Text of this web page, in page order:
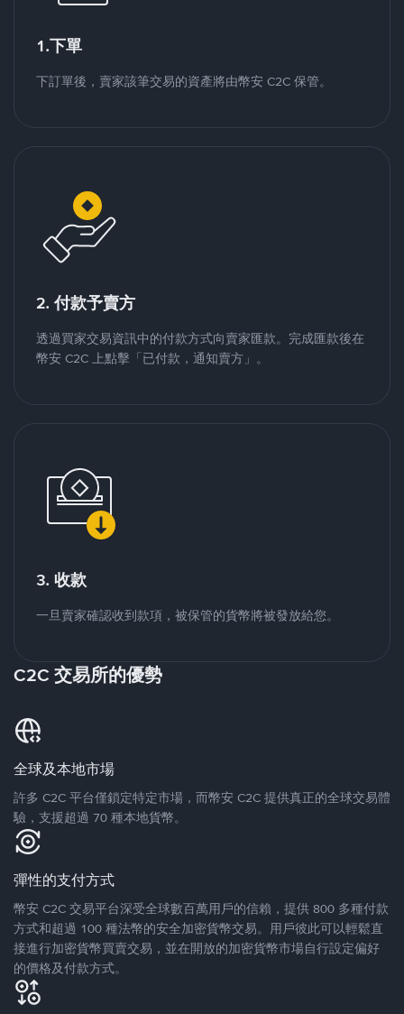
1.下單
下訂單後，賣家該筆交易的資產將由幣安 C2C 保管。
2. 付款予賣方
透過買家交易資訊中的付款方式向賣家匯款。完成匯款後在
幣安 C2C 上點擊「已付款，通知賣方」。
3. 收款
一旦賣家確認收到款項，被保管的貨幣將被發放給您。
C2C 交易所的優勢
全球及本地市場
許多 C2C 平台僅鎖定特定市場，而幣安 C2C 提供真正的全球交易體
驗，支援超過 70 種本地貨幣。
彈性的支付方式
幣安 C2C 交易平台深受全球數百萬用戶的信賴，提供 800 多種付款
方式和超過 100 種法幣的安全加密貨幣交易。用戶彼此可以輕鬆直
接進行加密貨幣買賣交易，並在開放的加密貨幣市場自行設定偏好
的價格及付款方式。